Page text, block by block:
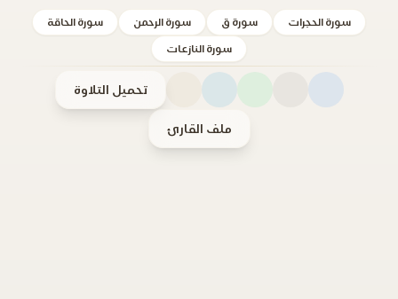
سورة الحجرات سورة ق سورة الرحمن سورة الحاقة
سورة النازعات
تحميل التلاوة
ملف القارئ